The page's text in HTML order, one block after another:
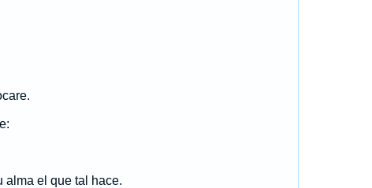
alma el que tal hace.